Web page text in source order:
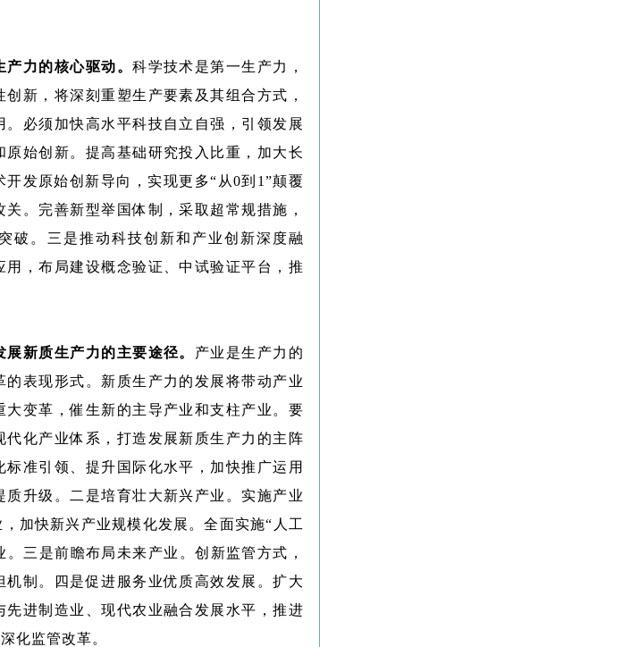
产力的核心驱动。科学技术是第一生产力，
新，将深刻重塑生产要素及其组合方式，
必须加快高水平科技自立自强，引领发展
始创新。提高基础研究投入比重，加大长
发原始创新导向，实现更多“从0到1”颠覆
。完善新型举国体制，采取超常规措施，
破。三是推动科技创新和产业创新深度融
，布局建设概念验证、中试验证平台，推
新质生产力的主要途径。 产业是生产力的
表现形式。新质生产力的发展将带动产业
变革，催生新的主导产业和支柱产业。要
化产业体系，打造发展新质生产力的主阵
准引领、提升国际化水平，加快推广运用
升级。二是培育壮大新兴产业。实施产业
加快新兴产业规模化发展。全面实施“人工
三是前瞻布局未来产业。创新监管方式，
制。四是促进服务业优质高效发展。扩大
进制造业、现代农业融合发展水平，推进
化监管改革。